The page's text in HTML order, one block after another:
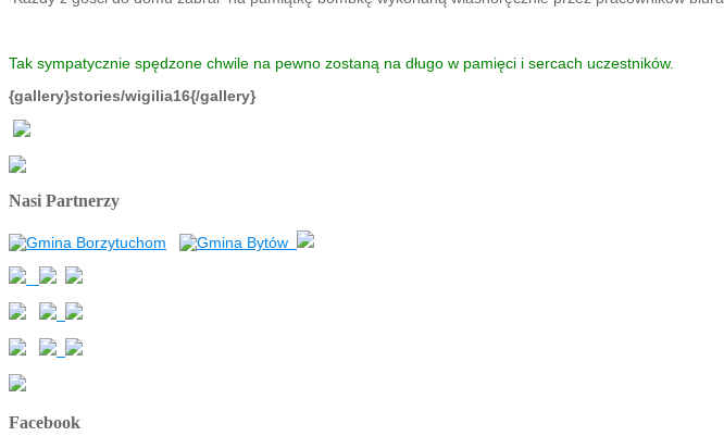
Tak sympatycznie spędzone chwile na pewno zostaną na długo w pamięci i sercach uczestników.
{gallery}stories/wigilia16{/gallery}
Nasi Partnerzy
Facebook